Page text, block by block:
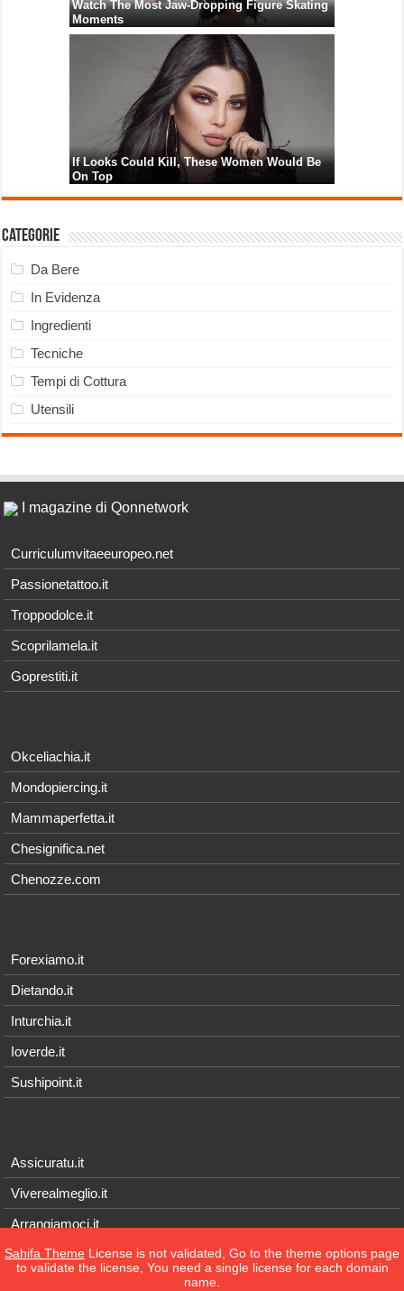
Categorie
Da Bere
In Evidenza
Ingredienti
Tecniche
Tempi di Cottura
Utensili
I magazine di Qonnetwork
Curriculumvitaeeuropeo.net
Passionetattoo.it
Troppodolce.it
Scoprilamela.it
Goprestiti.it
Okceliachia.it
Mondopiercing.it
Mammaperfetta.it
Chesignifica.net
Chenozze.com
Forexiamo.it
Dietando.it
Inturchia.it
Ioverde.it
Sushipoint.it
Assicuratu.it
Viverealmeglio.it
Arrangiamoci.it
Tecnichef.it
Sahifa Theme License is not validated, Go to the theme options page
to validate the license, You need a single license for each domain
name.